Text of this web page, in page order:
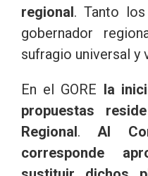
regional. Tanto
gobernador
sufragio universal y
En el GORE la
propuestas
Regional. Al
corresponde